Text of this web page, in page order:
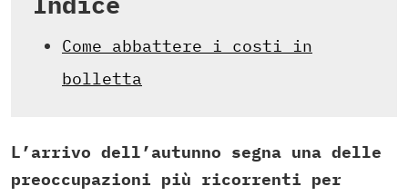
Come abbattere i costi in
bolletta
L’arrivo dell’autunno segna una delle
preoccupazioni più ricorrenti per